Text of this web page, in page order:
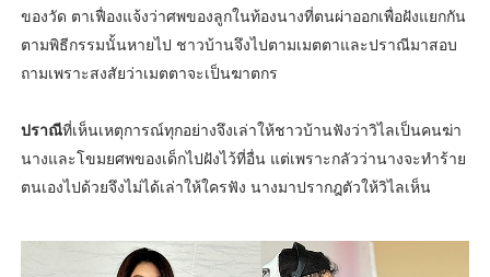
ของวัด ตาเฟื่องแจ้งว่าศพของลูกในท้องนางที่ตนผ่าออกเพื่อฝังแยกกัน
ตามพิธีกรรมนั้นหายไป ชาวบ้านจึงไปตามเมตตาและปราณีมาสอบ
ถามเพราะสงสัยว่าเมตตาจะเป็นฆาตกร
ปราณีที่เห็นเหตุการณ์ทุกอย่างจึงเล่าให้ชาวบ้านฟังว่าวิไลเป็นคนฆ่า
นางและโขมยศพของเด็กไปฝังไว้ที่อื่น แต่เพราะกลัวว่านางจะทำร้าย
ตนเองไปด้วยจึงไม่ได้เล่าให้ใครฟัง นางมาปรากฎตัวให้วิไลเห็น